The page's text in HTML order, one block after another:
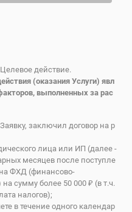
действие.
(оказания Услуги) явл
выполненных за рас
заключил договор на р
лица или ИП (далее -
месяцев после поступле
ФХД (финансово-
сумму более 50 000 ₽ (в т.ч.
налогов);
в течение одного календар